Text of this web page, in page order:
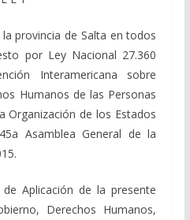
provincia de Salta en todos
por Ley Nacional 27.360
Interamericana sobre
Humanos de las Personas
Organización de los Estados
Asamblea General de la
Aplicación de la presente
Derechos Humanos,